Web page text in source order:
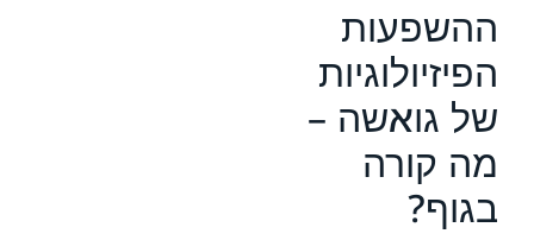
ההשפעות
הפיזיולוגיות
של גואשה –
מה קורה
בגוף?